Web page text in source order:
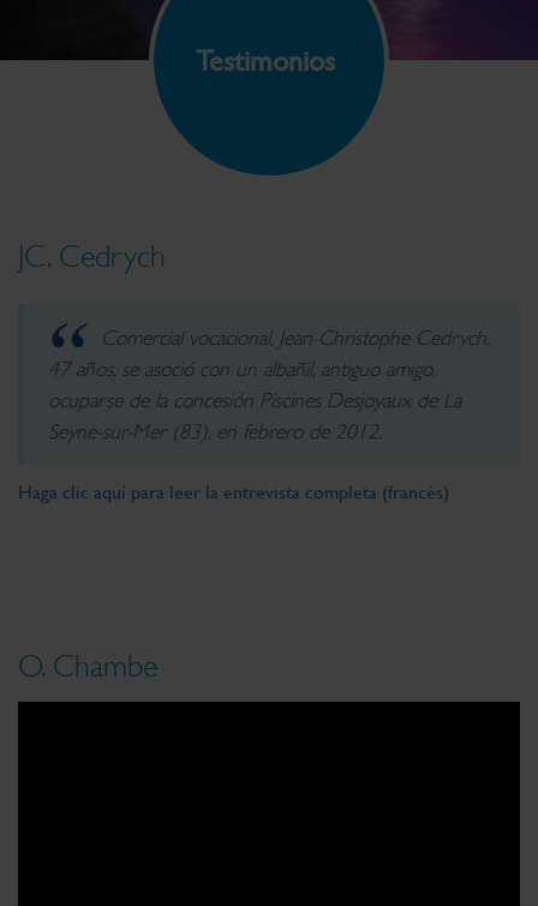
Testimonios
JC. Cedrych
Comercial vocacional, Jean-Christophe Cedrych,
47 años, se asoció con un albañil, antiguo amigo,
ocuparse de la concesión Piscines Desjoyaux de La
Seyne-sur-Mer (83), en febrero de 2012.
Haga clic aquí para leer la entrevista completa (francés)
O. Chambe